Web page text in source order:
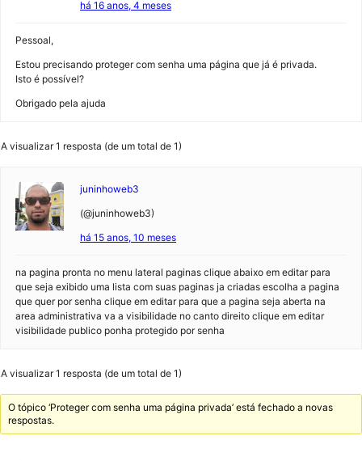
há 16 anos, 4 meses
Pessoal,
Estou precisando proteger com senha uma página que já é privada.
Isto é possível?
Obrigado pela ajuda
A visualizar 1 resposta (de um total de 1)
juninhoweb3
(@juninhoweb3)
há 15 anos, 10 meses
na pagina pronta no menu lateral paginas clique abaixo em editar para
que seja exibido uma lista com suas paginas ja criadas escolha a pagina
que quer por senha clique em editar para que a pagina seja aberta na
area administrativa va a visibilidade no canto direito clique em editar
visibilidade publico ponha protegido por senha
A visualizar 1 resposta (de um total de 1)
O tópico ‘Proteger com senha uma página privada’ está fechado a novas
respostas.